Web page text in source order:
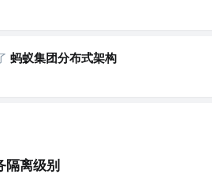
蚂蚁集团分布式架构
离级别